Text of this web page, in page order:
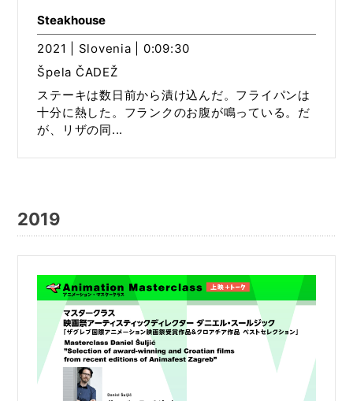
Steakhouse
2021 | Slovenia | 0:09:30
Špela ČADEŽ
ステーキは数日前から漬け込んだ。フライパンは
十分に熱した。フランクのお腹が鳴っている。だ
が、リザの同...
2019